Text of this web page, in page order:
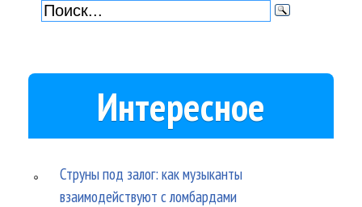
Интересное
Струны под залог: как музыканты
взаимодействуют с ломбардами